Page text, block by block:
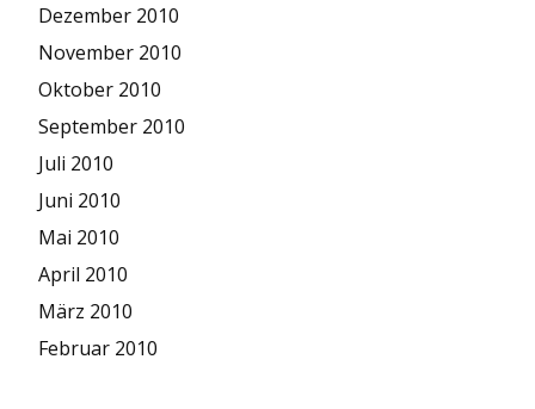
Dezember 2010
November 2010
Oktober 2010
September 2010
Juli 2010
Juni 2010
Mai 2010
April 2010
März 2010
Februar 2010